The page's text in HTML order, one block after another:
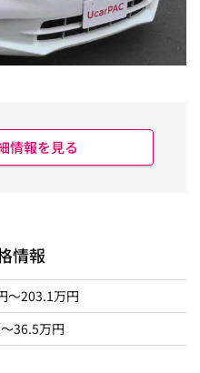
情報を見る
情報
～203.1 万円
36.5万円